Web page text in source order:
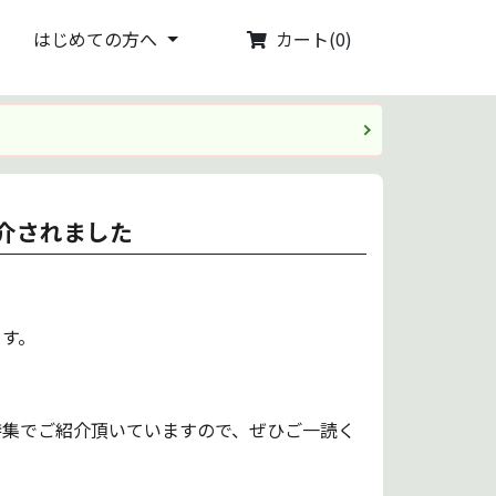
はじめての方へ カート(0)
されました
。
でご紹介頂いていますので、ぜひご一読く